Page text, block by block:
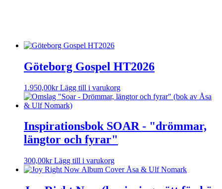
Göteborg Gospel HT2026
1.950,00kr Lägg till i varukorg
Inspirationsbok SOAR - "drömmar,
längtor och fyrar"
300,00kr Lägg till i varukorg